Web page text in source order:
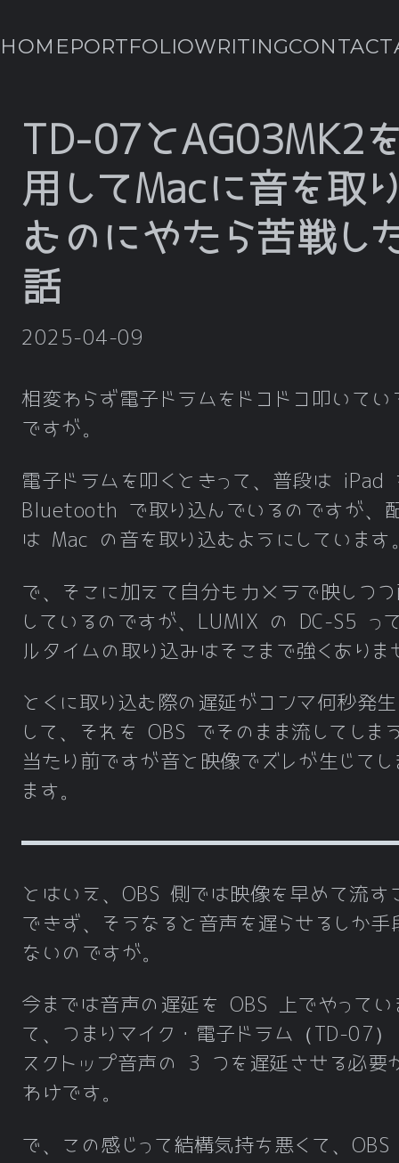
HOMEPORTFOLIOWRITINGCONTACT
TD-07とAG03MK2
用してMacに音を取
むのにやたら苦戦し
話
2025-04-09
相変わらず電子ドラムをドコドコ叩いてい
ですが。
電子ドラムを叩くときって、普段は iPad
Bluetooth で取り込んでいるのですが、
は Mac の音を取り込むようにしています
で、そこに加えて自分もカメラで映しつ
しているのですが、LUMIX の DC-S5 っ
ルタイムの取り込みはそこまで強くありま
とくに取り込む際の遅延がコンマ何秒発生
して、それを OBS でそのまま流してしま
当たり前ですが音と映像でズレが生じてし
ます。
とはいえ、OBS 側では映像を早めて流す
できず、そうなると音声を遅らせるしか手
ないのですが。
今までは音声の遅延を OBS 上でやってい
て、つまりマイク・電子ドラム（TD-07）
スクトップ音声の 3 つを遅延させる必要
わけです。
で、この感じって結構気持ち悪くて、OBS